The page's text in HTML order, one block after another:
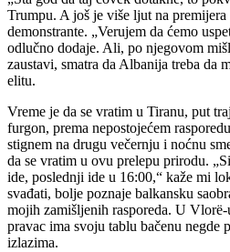
Trumpu. A još je više ljut na premijera
demonstrante. „Verujem da ćemo
odlučno dodaje. Ali, po njegovom
zaustavi, smatra da Albanija treba da
elitu.
Vreme je da se vratim u Tiranu, put
furgon, prema nepostojećem
stignem na drugu večernju i noćnu
da se vratim u ovu prelepu prirodu.
ide, poslednji ide u 16:00,“ kaže mi
svađati, bolje poznaje balkansku
mojih zamišljenih rasporeda. U Vlorë-
pravac ima svoju tablu bačenu negde
izlazima.